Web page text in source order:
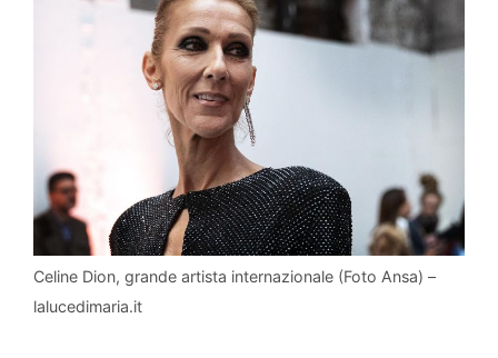
Celine Dion, grande artista internazionale (Foto Ansa) –
lalucedimaria.it